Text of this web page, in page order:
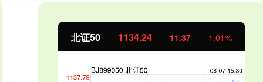
北证50 1134.24 11.37 1.01%